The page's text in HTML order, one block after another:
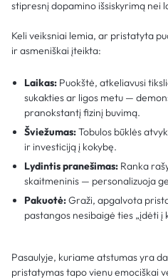
stipresnį dopamino išsiskyrimą nei
Keli veiksniai lemia, ar pristatyta
ir asmeniškai įteikta:
Laikas: Puokštė, atkeliavusi
sukakties ar ligos metu —
pranokstantį fizinį buvimą.
Šviežumas:Tobulos būklės
ir investiciją į kokybę.
Lydintis pranešimas: Ranka
skaitmeninis — personalizuoja
Pakuotė:Graži, apgalvota
pastangos nesibaigė ties „įdėti į
Pasaulyje, kuriame atstumas yra
pristatymas tapo vienu emociškai